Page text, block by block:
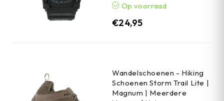
Op voorraad
€24,95
Wandelschoenen - Hiking
Schoenen Storm Trail Lite |
Magnum | Meerdere